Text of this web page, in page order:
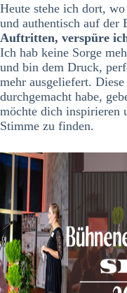
Heute stehe ich dort,
und authentisch auf der
Auftritten, verspüre
Ich hab keine Sorge
und bin dem Druck,
mehr ausgeliefert.
durchgemacht habe,
möchte dich inspirieren
Stimme zu finden.